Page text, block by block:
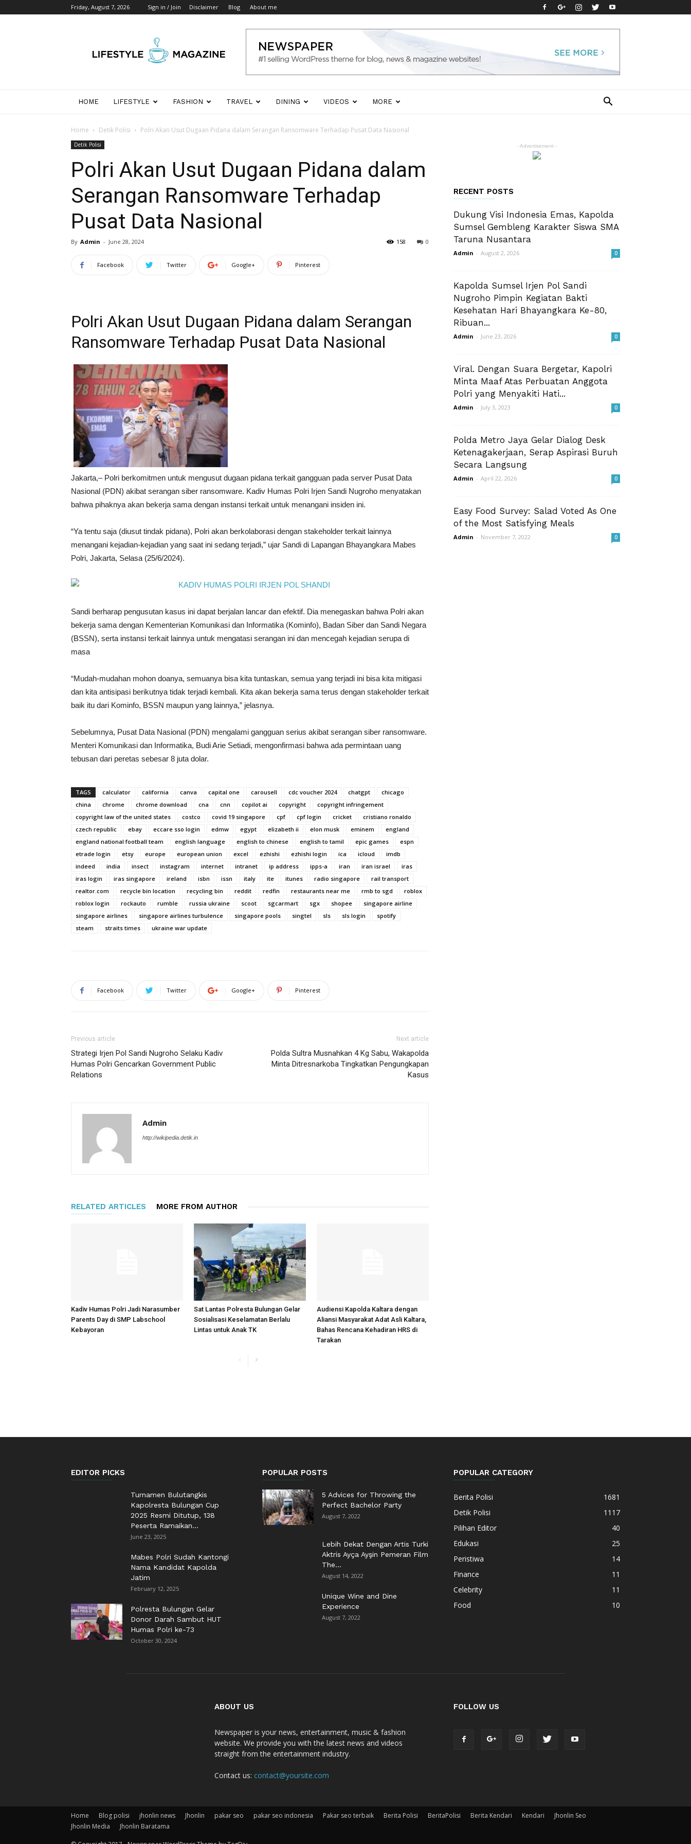
Friday, August 7, 2026 Sign in / Join Disclaimer Blog About me
Indonesia
HOME LIFESTYLE FASHION TRAVEL DINING VIDEOS MORE
Home Detik Polisi Polri Akan Usut Dugaan Pidana dalam Serangan Ransomware Terhadap Pusat Data Nasional
Detik Polisi
Polri Akan Usut Dugaan Pidana dalam
Serangan Ransomware Terhadap
Pusat Data Nasional
By Admin - June 28, 2024 0
158
Facebook Twitter Google+ Pinterest
Polri Akan Usut Dugaan Pidana dalam Serangan
Ransomware Terhadap Pusat Data Nasional
Jakarta,– Polri berkomitmen untuk mengusut dugaan pidana terkait gangguan pada server Pusat Data
Nasional (PDN) akibat serangan siber ransomware. Kadiv Humas Polri Irjen Sandi Nugroho menyatakan
bahwa pihaknya akan bekerja sama dengan instansi terkait untuk menangani insiden ini.
“Ya tentu saja (diusut tindak pidana), Polri akan berkolaborasi dengan stakeholder terkait lainnya
menangani kejadian-kejadian yang saat ini sedang terjadi,” ujar Sandi di Lapangan Bhayangkara Mabes
Polri, Jakarta, Selasa (25/6/2024).
Sandi berharap pengusutan kasus ini dapat berjalan lancar dan efektif. Dia menegaskan bahwa Polri akan
bekerja sama dengan Kementerian Komunikasi dan Informatika (Kominfo), Badan Siber dan Sandi Negara
(BSSN), serta instansi terkait lainnya untuk mengatasi serangan ini dan mencegah kejadian serupa di
masa
“Mudah-mudahan mohon doanya, semuanya bisa kita tuntaskan, semua yang terjadi ini bisa kita mitigasi
dan kita antisipasi berikutnya tidak terjadi kembali. Kita akan bekerja sama terus dengan stakeholder terkait
baik itu dari Kominfo, BSSN maupun yang lainnya,” jelasnya.
Sebelumnya, Pusat Data Nasional (PDN) mengalami gangguan serius akibat serangan siber ransomware.
Menteri Komunikasi dan Informatika, Budi Arie Setiadi, mengonfirmasi bahwa ada permintaan uang
tebusan dari peretas sebesar 8 juta dolar.
TAGS calculator california canva capital one carousell cdc voucher 2024 chatgpt
chicago
china
chrome chrome download cna cnn copilot ai copyright
copyright infringement
copyright law of the united states
costco covid 19 singapore cpf cpf login cricket
cristiano ronaldo
czech republic
ebay eccare sso login edmw egypt elizabeth ii elon musk eminem
england
england national football team
english language english to chinese english to tamil epic games
espn
etrade login
etsy europe european union excel ezhishi ezhishi login ica icloud
imdb
indeed
india insect instagram internet intranet ip address ipps-a iran iran israel
iras
iras login
iras singapore ireland isbn issn italy ite itunes radio singapore
rail transport
realtor.com
recycle bin location recycling bin reddit redfin restaurants near me rmb to sgd
roblox
roblox login
rockauto rumble russia ukraine scoot sgcarmart sgx shopee
singapore airline
singapore airlines
singapore airlines turbulence singapore pools singtel sls sls login
spotify
steam
straits times ukraine war update
Facebook Twitter Google+ Pinterest
Previous article
Strategi Irjen Pol Sandi Nugroho Selaku Kadiv
Humas Polri Gencarkan Government Public
Relations
Next article
Polda Sultra Musnahkan 4 Kg Sabu, Wakapolda
Minta Ditresnarkoba Tingkatkan Pengungkapan
Kasus
Admin
http://wikipedia.detik.in
RELATED ARTICLES MORE FROM AUTHOR
Kadiv Humas Polri Jadi Narasumber
Parents Day di SMP Labschool
Kebayoran
Sat Lantas Polresta Bulungan Gelar
Sosialisasi Keselamatan Berlalu
Lintas untuk Anak TK
Audiensi Kapolda Kaltara dengan
Aliansi Masyarakat Adat Asli Kaltara,
Bahas Rencana Kehadiran HRS di
Tarakan
- Advertisement -
RECENT POSTS
Dukung Visi Indonesia Emas, Kapolda
Sumsel Gembleng Karakter Siswa SMA
Taruna Nusantara
Admin - August 2, 2026 0
Kapolda Sumsel Irjen Pol Sandi
Nugroho Pimpin Kegiatan Bakti
Kesehatan Hari Bhayangkara Ke-80,
Ribuan...
Admin - June 23, 2026 0
Viral. Dengan Suara Bergetar, Kapolri
Minta Maaf Atas Perbuatan Anggota
Polri yang Menyakiti Hati...
Admin - July 3, 2023 0
Polda Metro Jaya Gelar Dialog Desk
Ketenagakerjaan, Serap Aspirasi Buruh
Secara Langsung
Admin - April 22, 2026 0
Easy Food Survey: Salad Voted As One
of the Most Satisfying Meals
Admin - November 7, 2022 0
EDITOR PICKS
Turnamen Bulutangkis
Kapolresta Bulungan Cup
2025 Resmi Ditutup, 138
Peserta Ramaikan...
June 23, 2025
Mabes Polri Sudah Kantongi
Nama Kandidat Kapolda
Jatim
February 12, 2025
Polresta Bulungan Gelar
Donor Darah Sambut HUT
Humas Polri ke-73
October 30, 2024
POPULAR POSTS
5 Advices for Throwing the
Perfect Bachelor Party
August 7, 2022
Lebih Dekat Dengan Artis Turki
Aktris Ayça Ayşin Pemeran Film
The...
August 14, 2022
Unique Wine and Dine
Experience
August 7, 2022
POPULAR CATEGORY
Berita Polisi
1681
Detik Polisi
1117
Pilihan Editor
40
Edukasi
25
Peristiwa
14
Finance
11
Celebrity
11
Food
10
ABOUT US
Newspaper is your news, entertainment, music & fashion
website. We provide you with the latest news and videos
straight from the entertainment industry.
Contact us: contact@yoursite.com
FOLLOW US
Home Blog polisi jhonlin news Jhonlin pakar seo pakar seo indonesia Pakar seo terbaik Berita Polisi BeritaPolisi Berita Kendari Kendari
Jhonlin Seo
Jhonlin Media
Jhonlin Baratama